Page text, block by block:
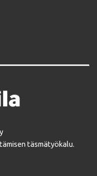
täsmätyökalu.